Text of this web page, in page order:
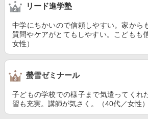
リード進学塾
中学にちかいので信頼しやすい。家から
質問やケアがとてもしやすい。こどもも
女性）
螢雪ゼミナール
子どもの学校での様子まで気遣ってくれ
習も充実。講師が気さく。（40代／女性）